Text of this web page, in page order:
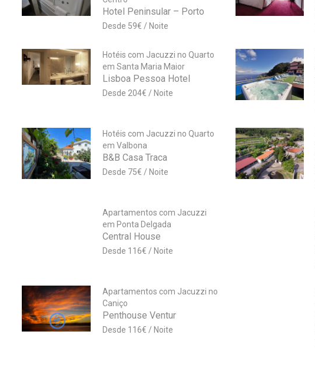
Hotel Peninsular – Porto
59€
Hotéis com Jacuzzi no Quarto
em Santa Maria Maior
Lisboa Pessoa Hotel
204€
Hotéis com Jacuzzi no Quarto
em Valbona
B&B Casa Traca
75€
Apartamentos com Jacuzzi
em Ponta Delgada
Central House
116€
Apartamentos com Jacuzzi no
Caniço
Penthouse Ventur
116€